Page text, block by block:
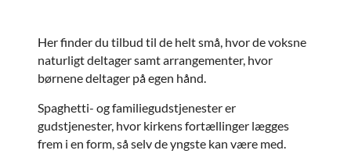
Her finder du tilbud til de helt små, hvor de voksne
naturligt deltager samt arrangementer, hvor
børnene deltager på egen hånd.
Spaghetti- og familiegudstjenester er
gudstjenester, hvor kirkens fortællinger lægges
frem i en form, så selv de yngste kan være med.